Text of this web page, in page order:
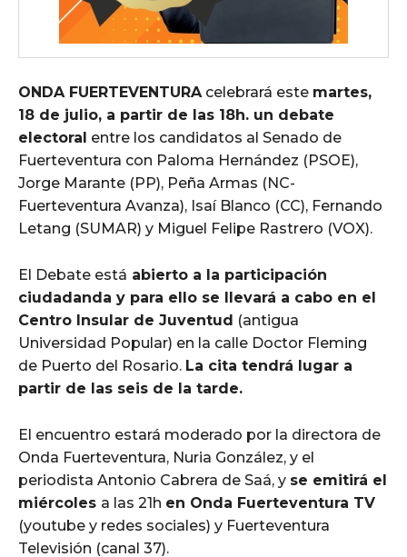
ONDA FUERTEVENTURAcelebrará este martes,
18 de julio, a partir de las 18h. un debate
electoral entre los candidatos al Senado de
Fuerteventura con Paloma Hernández (PSOE),
Jorge Marante (PP), Peña Armas (NC-
Fuerteventura Avanza), Isaí Blanco (CC), Fernando
Letang (SUMAR) y Miguel Felipe Rastrero (VOX).
El Debate está abierto a la participación
ciudadanda y para ello se llevará a cabo en el
Centro Insular de Juventud (antigua
Universidad Popular) en la calle Doctor Fleming
de Puerto del Rosario. La cita tendrá lugar a
partir de las seis de la tarde.
El encuentro estará moderado por la directora de
Onda Fuerteventura, Nuria González, y el
periodista Antonio Cabrera de Saá, y se emitirá el
miércoles a las 21h en Onda Fuerteventura TV
(youtube y redes sociales) y Fuerteventura
Televisión (canal 37).